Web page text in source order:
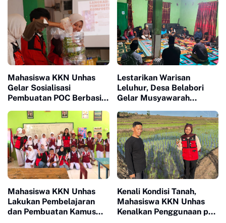
Mahasiswa KKN Unhas
Gelar Sosialisasi
Pembuatan POC Berbasis
Tangga di Bantaeng
Lestarikan Warisan
Leluhur, Desa Belabori
Gelar Musyawarah
Badik
Mahasiswa KKN Unhas
Lakukan Pembelajaran
dan Pembuatan Kamus
Kenali Kondisi Tanah,
Mahasiswa KKN Unhas
Kenalkan Penggunaan pH